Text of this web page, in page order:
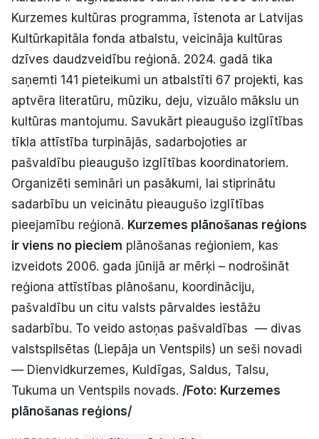
Kurzemes kultūras programma, īstenota ar Latvijas
Kultūrkapitāla fonda atbalstu, veicināja kultūras
dzīves daudzveidību reģionā. 2024. gadā tika
saņemti 141 pieteikumi un atbalstīti 67 projekti, kas
aptvēra literatūru, mūziku, deju, vizuālo mākslu un
kultūras mantojumu. Savukārt pieaugušo izglītības
tīkla attīstība turpinājās, sadarbojoties ar
pašvaldību pieaugušo izglītības koordinatoriem.
Organizēti semināri un pasākumi, lai stiprinātu
sadarbību un veicinātu pieaugušo izglītības
pieejamību reģionā. Kurzemes plānošanas reģions
ir viens no pieciem plānošanas reģioniem, kas
izveidots 2006. gada jūnijā ar mērķi – nodrošināt
reģiona attīstības plānošanu, koordināciju,
pašvaldību un citu valsts pārvaldes iestāžu
sadarbību. To veido astoņas pašvaldības — divas
valstspilsētas (Liepāja un Ventspils) un seši novadi
— Dienvidkurzemes, Kuldīgas, Saldus, Talsu,
Tukuma un Ventspils novads. /Foto: Kurzemes
plānošanas reģions/